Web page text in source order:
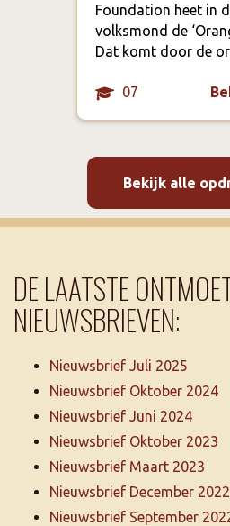
Foundation heet in
volksmond de
Dat komt door de
07
Bekijk alle
DE LAATSTE
NIEUWSBRIEVEN:
Nieuwsbrief Juli 2025
Nieuwsbrief Oktober 2024
Nieuwsbrief Juni 2024
Nieuwsbrief Oktober 2023
Nieuwsbrief Maart 2023
Nieuwsbrief December 2022
Nieuwsbrief September